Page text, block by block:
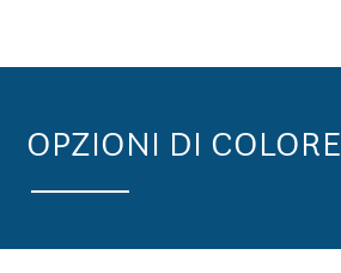
OPZIONI DI COLORE